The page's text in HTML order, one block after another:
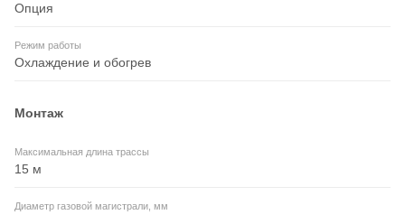
Опция
Режим работы
Охлаждение и обогрев
Монтаж
Максимальная длина трассы
15 м
Диаметр газовой магистрали, мм